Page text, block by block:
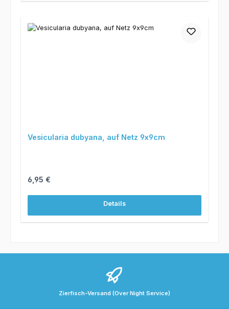
Vesicularia dubyana, auf Netz 9x9cm
Regulärer Preis:
6,95 €
Details
Zierfisch-Versand (Over Night Service)